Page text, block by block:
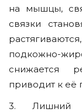
на мышцы,
связки
подкожно-
снижается
приводит к её
3. Лишний